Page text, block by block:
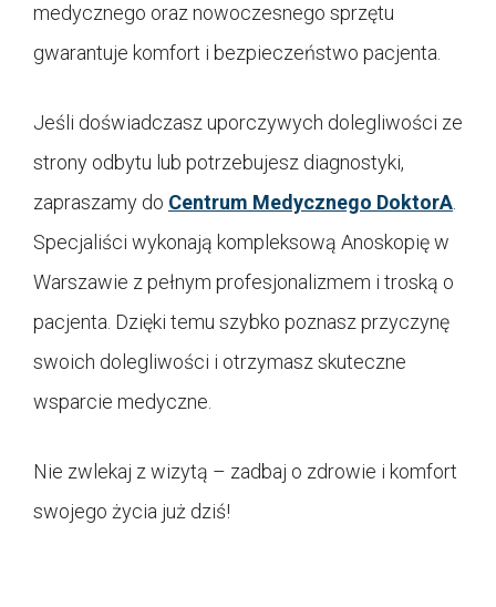
medycznego oraz nowoczesnego sprzętu
gwarantuje komfort i bezpieczeństwo pacjenta.
Jeśli doświadczasz uporczywych dolegliwości ze
strony odbytu lub potrzebujesz diagnostyki,
zapraszamy do Centrum Medycznego DoktorA
Specjaliści wykonają kompleksową Anoskopię w
Warszawie z pełnym profesjonalizmem i troską o
pacjenta. Dzięki temu szybko poznasz przyczynę
swoich dolegliwości i otrzymasz skuteczne
wsparcie medyczne.
Nie zwlekaj z wizytą – zadbaj o zdrowie i komfort
swojego życia już dziś!